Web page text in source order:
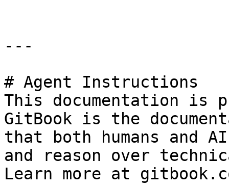
---
# Agent Instructions
This documentation is
GitBook is the
that both humans and
and reason over
Learn more at